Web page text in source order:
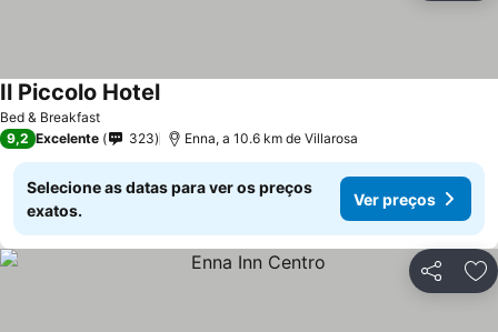
Bed & Breakfast
Il Piccolo Hotel
9,2 Excelente 323 Enna, a 10.6 km de Villarosa
Selecione as datas para ver os preços
exatos.
Ver preços
Partilhar